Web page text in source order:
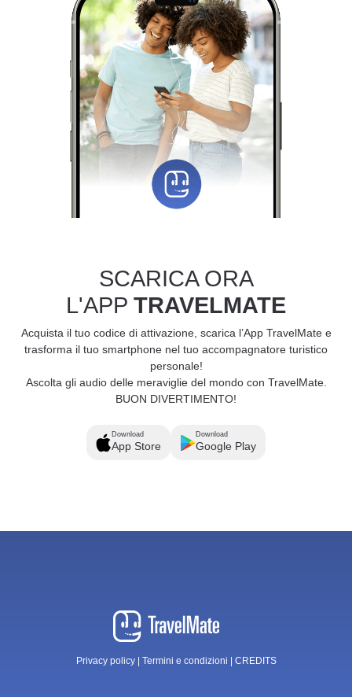
SCARICA ORA
L'APP TRAVELMATE
Acquista il tuo codice di attivazione, scarica l’App TravelMate e
trasforma il tuo smartphone nel tuo accompagnatore turistico
personale!
Ascolta gli audio delle meraviglie del mondo con TravelMate.
BUON DIVERTIMENTO!
Download
App Store
Download
Google Play
Privacy policy| Termini e condizioni CREDITS